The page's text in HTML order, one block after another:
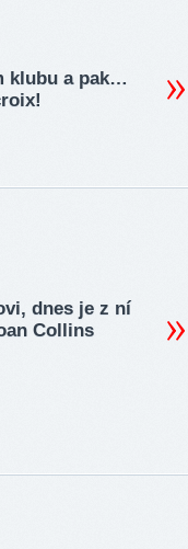
klubu a pak…
dnes je z ní
Collins